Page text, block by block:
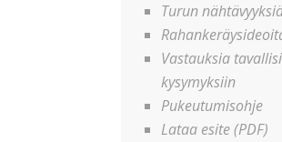
Turun
Vastauksia
kysymyksiin
Pukeutumisohje
Lataa esite (PDF)